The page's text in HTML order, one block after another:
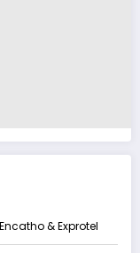
& Exprotel